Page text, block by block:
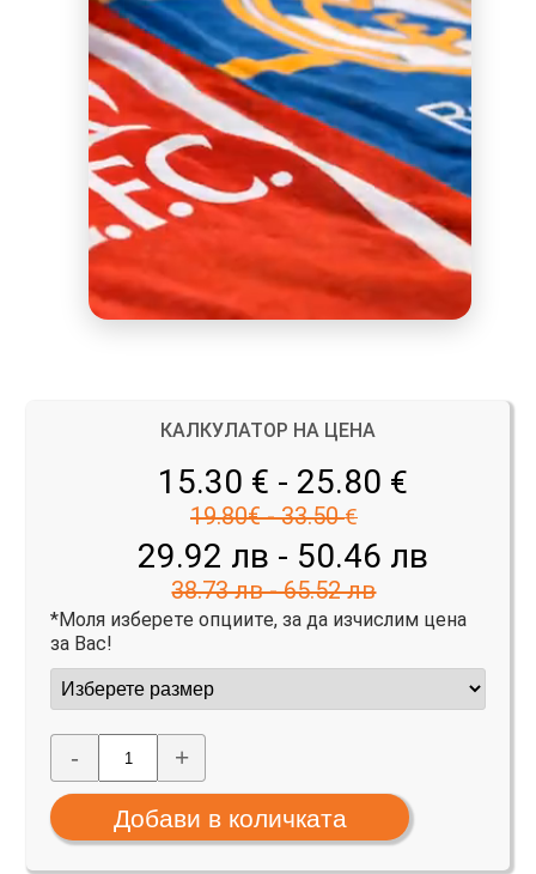
КАЛКУЛАТОР НА ЦЕНА
15.30 € - 25.80 €
19.80€ - 33.50 €
29.92 лв - 50.46 лв
38.73 лв - 65.52 лв
*Моля изберете опциите, за да изчислим цена
за Вас!
- +